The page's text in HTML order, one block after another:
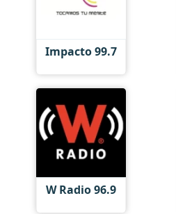
Impacto 99.7
W Radio 96.9